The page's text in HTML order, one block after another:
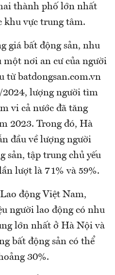
thành phố lớn nhất
khu vực trung tâm.
giá bất động sản, nhu
một nơi an cư của người
từ batdongsan.com.vn
lượng người tìm
vi cả nước đã tăng
2023. Trong đó, Hà
đầu về lượng người
sản, tập trung chủ yếu
lượt là 71% và 59%.
động Việt Nam,
người lao động có nhu
lớn nhất ở Hà Nội và
bất động sản có thể
30%.